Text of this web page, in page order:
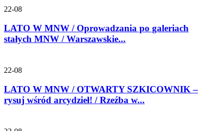
22-08
LATO W MNW / Oprowadzania po galeriach
stałych MNW / Warszawskie...
22-08
LATO W MNW / OTWARTY SZKICOWNIK –
rysuj wśród arcydzieł! / Rzeźba w...